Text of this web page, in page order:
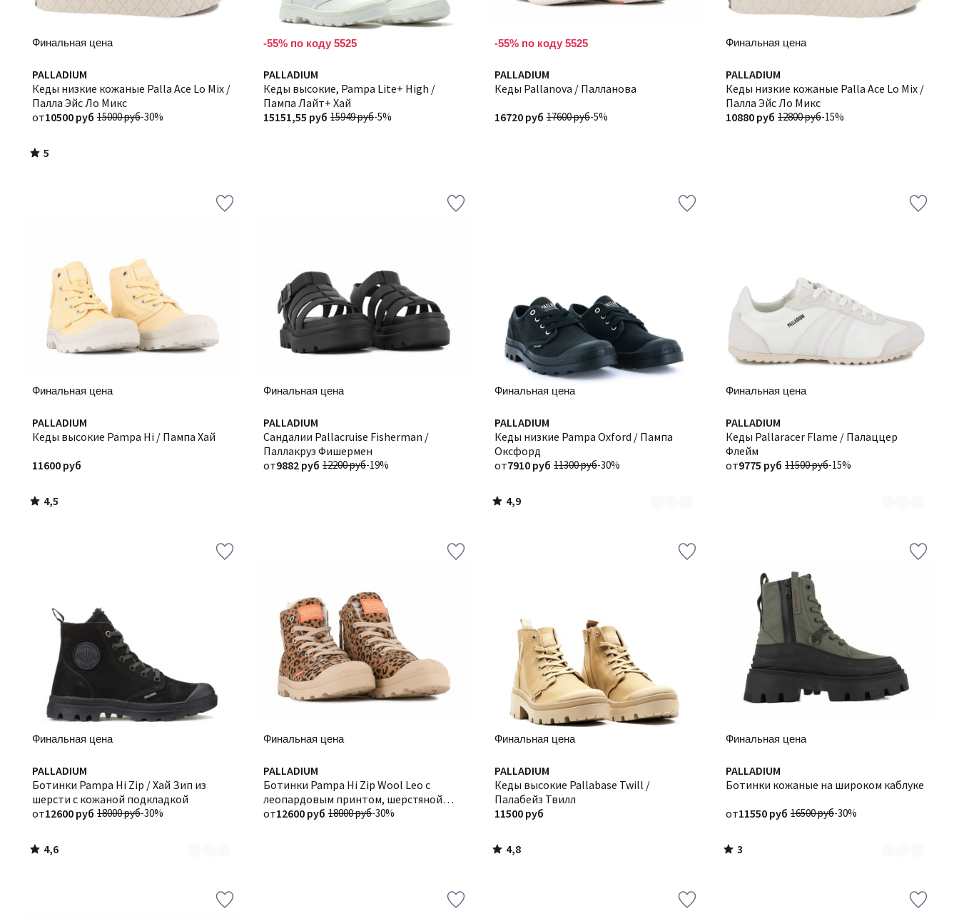
Финальная цена
PALLADIUM
Кеды низкие кожаные Palla Ace Lo Mix /
Палла Эйс Ло Микс
15000 руб-30%
от10500 руб
5
/
5
5
/
-55% по коду 5525
PALLADIUM
Кеды высокие, Pampa Lite+ High /
Пампа Лайт+ Хай
15949 руб-5%
15151,55 руб
-55% по коду 5525
PALLADIUM
Кеды Pallanova / Палланова
17600 руб-5%
16720 руб
Финальная цена
PALLADIUM
Кеды низкие кожаные Palla Ace Lo Mix /
Палла Эйс Ло Микс
12800 руб-15%
10880 руб
Финальная цена
PALLADIUM
Кеды высокие Pampa Hi / Пампа Хай
11600 руб
4,5
/ 5
4,5
/
Финальная цена
PALLADIUM
Сандалии Pallacruise Fisherman /
Паллакруз Фишермен
12200 руб-19%
от9882 руб
Финальная цена
PALLADIUM
Кеды низкие Pampa Oxford / Пампа
Оксфорд
11300 руб-30%
от7910 руб
4,9
/ 5
Количество
цветов:
2
4,9
/
Финальная цена
PALLADIUM
Кеды Pallaracer Flame / Палаццер
Флейм
11500 руб-15%
от9775 руб
Количество
цветов:
3
Финальная цена
PALLADIUM
Ботинки Pampa Hi Zip / Хай Зип из
шерсти с кожаной подкладкой
18000 руб-30%
от12600 руб
4,6
/ 5
Количество
цветов:
2
4,6
/
Финальная цена
PALLADIUM
Ботинки Pampa Hi Zip Wool Leo с
леопардовым принтом, шерстяной
подкладкой, из кожи
18000 руб-30%
от12600 руб
Финальная цена
PALLADIUM
Кеды высокие Pallabase Twill /
Палабейз Твилл
11500 руб
4,8
/ 5
4,8
/
Финальная цена
PALLADIUM
Ботинки кожаные на широком каблуке
16500 руб-30%
от11550 руб
3
/
Количество
цветов:
3
/